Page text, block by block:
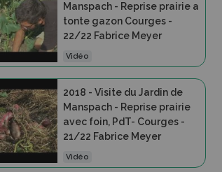
Manspach - Reprise prairie a
tonte gazon Courges -
22/22 Fabrice Meyer
Vidéo
2018 - Visite du Jardin de
Manspach - Reprise prairie
avec foin, PdT- Courges -
21/22 Fabrice Meyer
Vidéo